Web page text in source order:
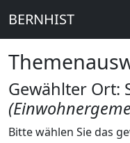
BERNHIST
Gewählter Ort:
Bitte wählen Sie das